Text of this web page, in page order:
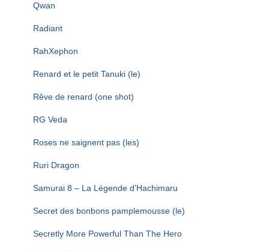
Qwan
Radiant
RahXephon
Renard et le petit Tanuki (le)
Rêve de renard (one shot)
RG Veda
Roses ne saignent pas (les)
Ruri Dragon
Samurai 8 – La Légende d’Hachimaru
Secret des bonbons pamplemousse (le)
Secretly More Powerful Than The Hero